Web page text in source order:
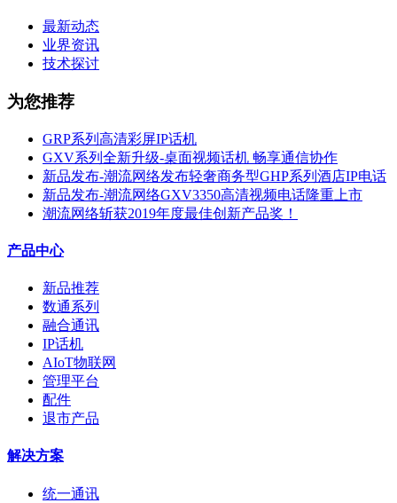
最新动态
业界资讯
技术探讨
为您推荐
GRP系列高清彩屏IP话机
GXV系列全新升级-桌面视频话机 畅享通信协作
新品发布-潮流网络发布轻奢商务型GHP系列酒店IP电话
新品发布-潮流网络GXV3350高清视频电话隆重上市
潮流网络斩获2019年度最佳创新产品奖！
产品中心
新品推荐
数通系列
融合通讯
IP话机
AIoT物联网
管理平台
配件
退市产品
解决方案
统一通讯